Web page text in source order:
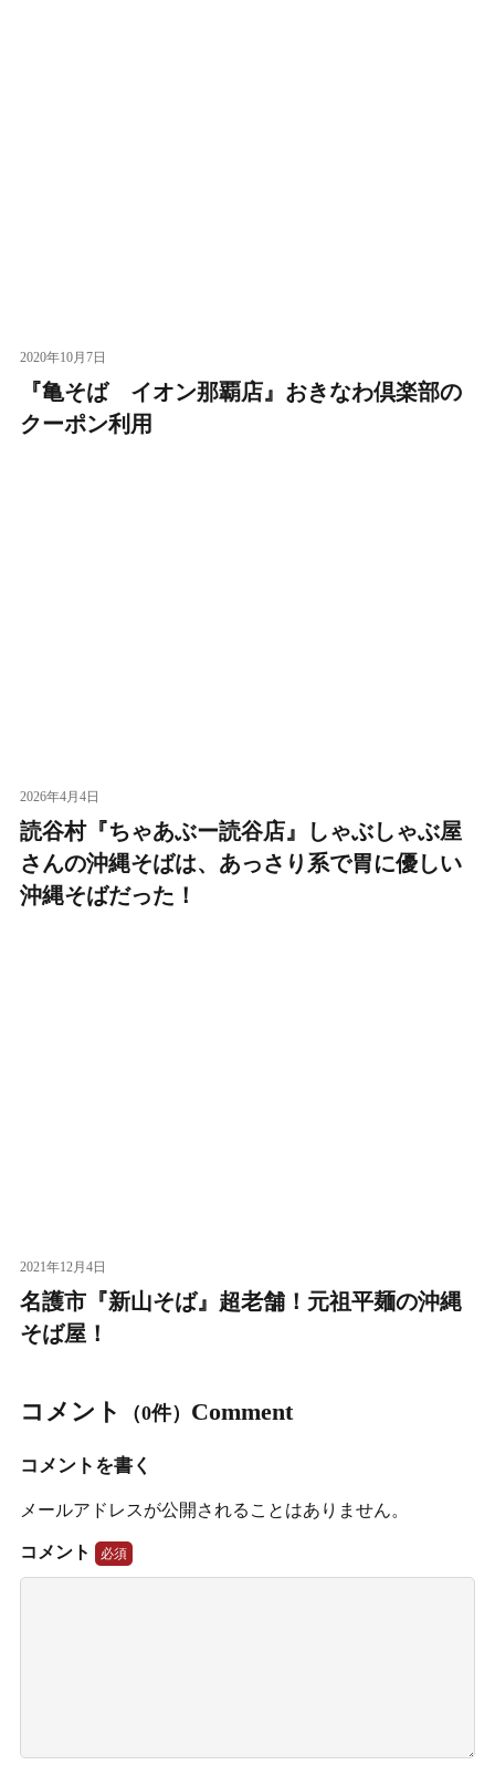
2020年10月7日
『亀そば イオン那覇店』おきなわ倶楽部の
クーポン利用
2026年4月4日
読谷村『ちゃあぶー読谷店』しゃぶしゃぶ屋
さんの沖縄そばは、あっさり系で胃に優しい
沖縄そばだった！
2021年12月4日
名護市『新山そば』超老舗！元祖平麺の沖縄
そば屋！
コメント （0件） Comment
コメントを書く
メールアドレスが公開されることはありません。
コメント